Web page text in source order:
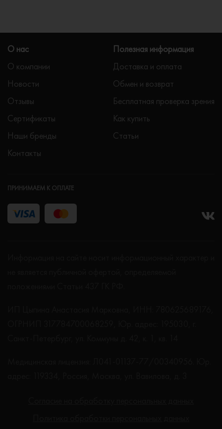
О нас
О компании
Новости
Отзывы
Сертификаты
Наши бренды
Контакты
Полезная информация
Доставка и оплата
Обмен и возврат
Бесплатная проверка зрения
Как купить
Статьи
ПРИНИМАЕМ К ОПЛАТЕ